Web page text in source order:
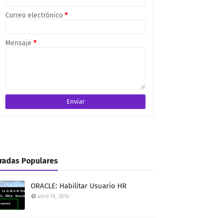
Correo electrónico *
Mensaje *
Populares
ORACLE: Habilitar Usuario HR
abril 18, 2016